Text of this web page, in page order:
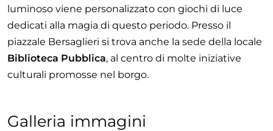
luminoso viene personalizzato con giochi di luce
dedicati alla magia di questo periodo. Presso il
piazzale Bersaglieri si trova anche la sede della locale
Biblioteca Pubblica, al centro di molte iniziative
culturali promosse nel borgo.
Galleria immagini